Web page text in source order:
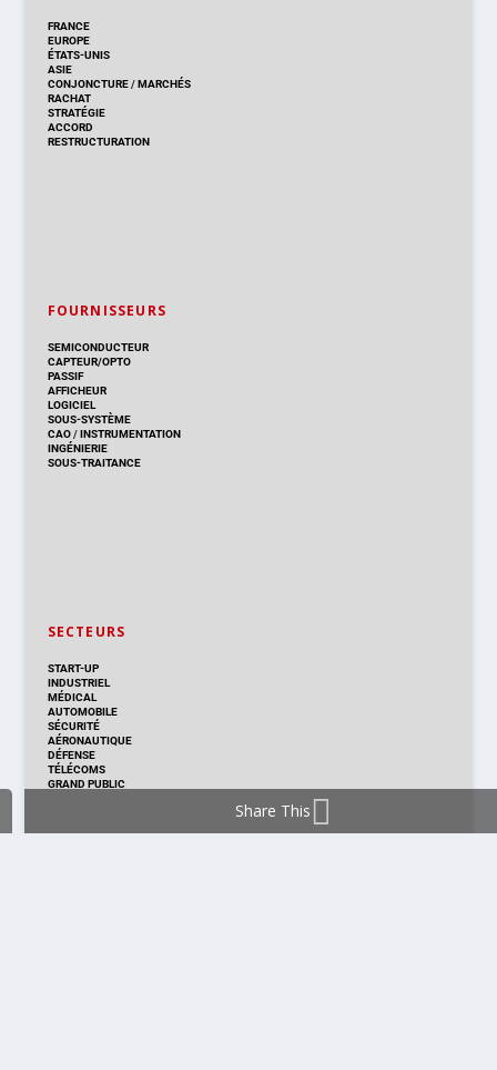
FRANCE
EUROPE
ÉTATS-UNIS
ASIE
CONJONCTURE/MARCHÉS
RACHAT
STRATÉGIE
ACCORD
RESTRUCTURATION
FOURNISSEURS
SEMICONDUCTEUR
CAPTEUR/OPTO
PASSIF
AFFICHEUR
LOGICIEL
SOUS-SYSTÈME
CAO/INSTRUMENTATION
INGÉNIERIE
SOUS-TRAITANCE
SECTEURS
START-UP
INDUSTRIEL
MÉDICAL
AUTOMOBILE
SÉCURITÉ
AÉRONAUTIQUE
DÉFENSE
TÉLÉCOMS
GRAND PUBLIC
Share This